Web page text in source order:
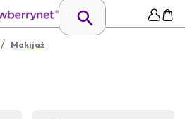
/ Makijaż